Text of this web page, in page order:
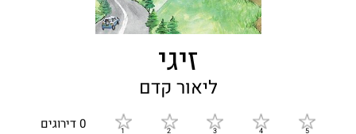
זיגי
ליאור קדם
0 דירוגים